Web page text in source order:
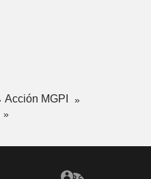
Acción MGPI